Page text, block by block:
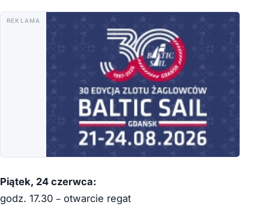
REKLAMA
Piątek, 24 czerwca:
godz. 17.30 – otwarcie regat